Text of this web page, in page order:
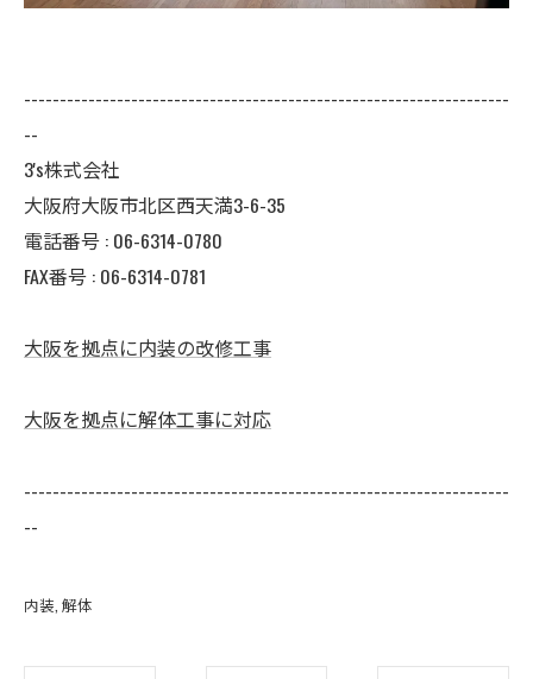
--------------------------------------------------------------------
--
3's株式会社
大阪府大阪市北区西天満3-6-35
電話番号 : 06-6314-0780
FAX番号 : 06-6314-0781
大阪を拠点に内装の改修工事
大阪を拠点に解体工事に対応
--------------------------------------------------------------------
--
内装 解体